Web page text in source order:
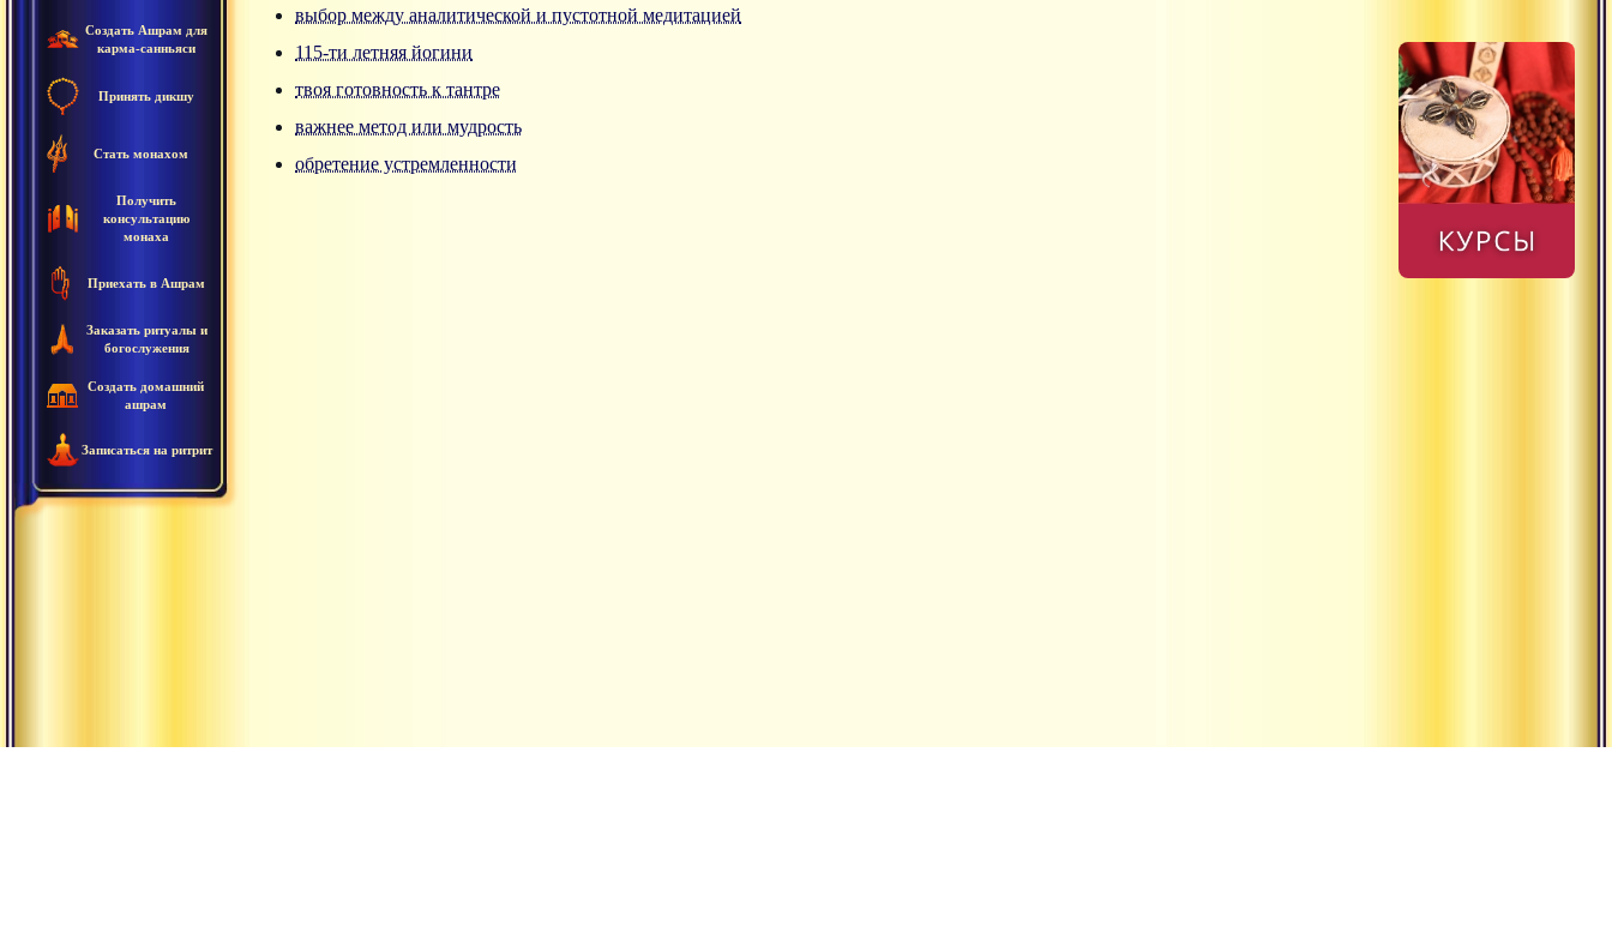
Создать Ашрам для
карма-санньяси
Принять дикшу
Стать монахом
Получить
консультацию
монаха
Приехать в Ашрам
Заказать ритуалы и
богослужения
Создать домашний
ашрам
Записаться на ритрит
выбор между аналитической и пустотной медитацией
115-ти летняя йогини
твоя готовность к тантре
важнее метод или мудрость
обретение устремленности